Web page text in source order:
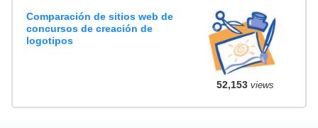
Comparación de sitios web de
concursos de creación de
logotipos
52,153views